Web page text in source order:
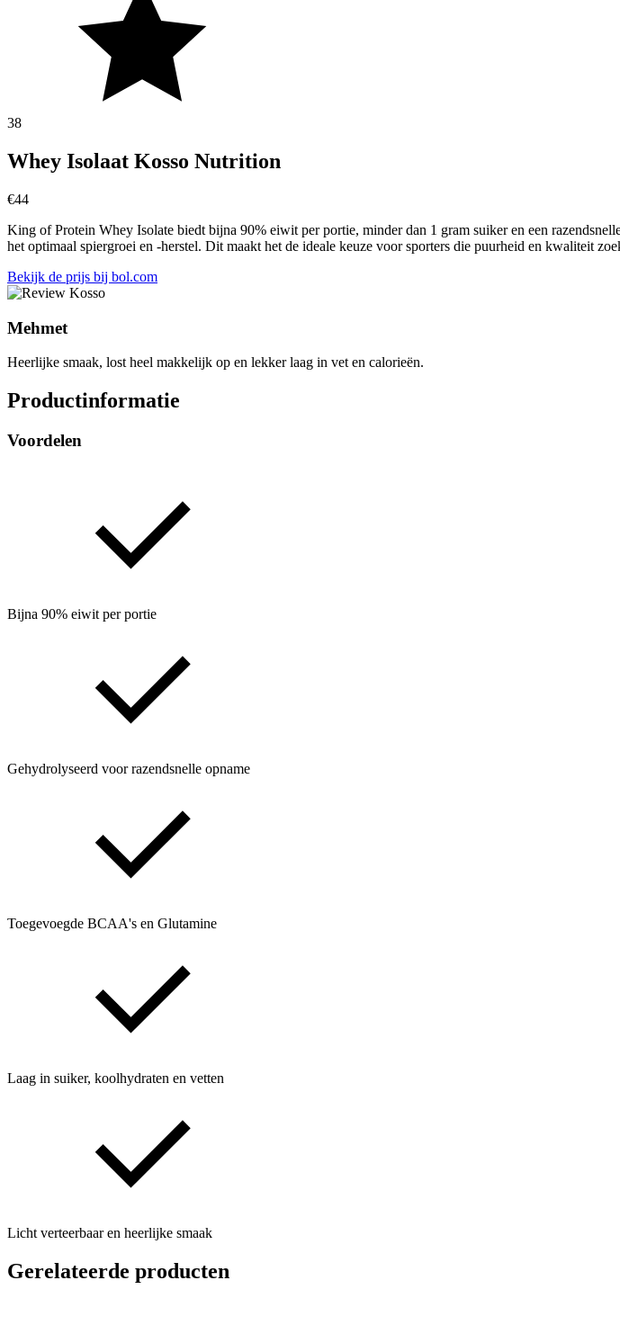
38
Whey Isolaat Kosso Nutrition
€44
King of Protein Whey Isolate biedt bijna 90% eiwit per portie, minder dan 1 gram suiker en een
het optimaal spiergroei en -herstel. Dit maakt het de ideale keuze voor sporters die puurheid en kwaliteit
Bekijk de prijs bij bol.com
Mehmet
Heerlijke smaak, lost heel makkelijk op en lekker laag in vet en calorieën.
Productinformatie
Voordelen
Bijna 90% eiwit per portie
Gehydrolyseerd voor razendsnelle opname
Toegevoegde BCAA's en Glutamine
Laag in suiker, koolhydraten en vetten
Licht verteerbaar en heerlijke smaak
Gerelateerde producten